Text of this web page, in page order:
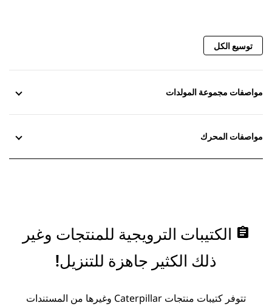
توسيع الكل
مواصفات مجموعة المولدات
مواصفات المحرك
assignment الكتيبات الترويجية للمنتجات وغير
ذلك الكثير جاهزة للتنزيل!
تتوفر كتيبات منتجات Caterpillar وغيرها من المستندات